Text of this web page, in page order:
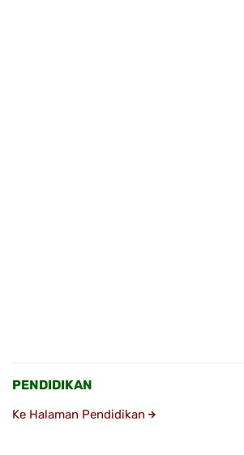
PENDIDIKAN
Ke Halaman Pendidikan